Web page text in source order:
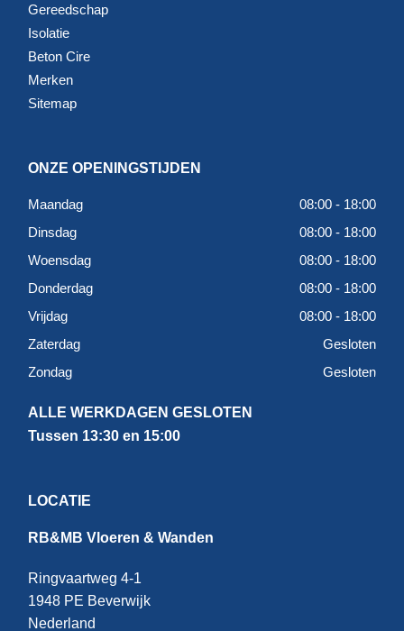
Gereedschap
Isolatie
Beton Cire
Merken
Sitemap
ONZE OPENINGSTIJDEN
Maandag
08:00 - 18:00
Dinsdag
08:00 - 18:00
Woensdag
08:00 - 18:00
Donderdag
08:00 - 18:00
Vrijdag
08:00 - 18:00
Zaterdag
Gesloten
Zondag
Gesloten
ALLE WERKDAGEN GESLOTEN
Tussen 13:30 en 15:00
LOCATIE
RB&MB Vloeren & Wanden
Ringvaartweg 4-1
1948 PE Beverwijk
Nederland